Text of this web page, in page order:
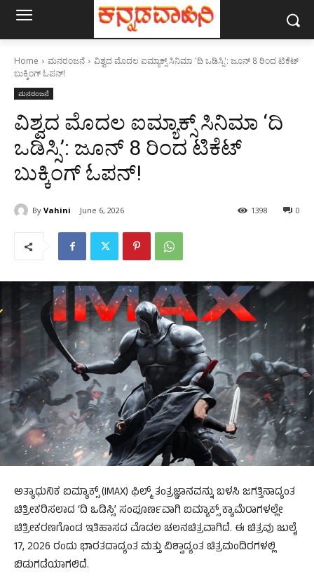
Home ಮನರಂಜನೆ
ವಿಶ್ವದ ಮೊದಲ ಐಮ್ಯಾಕ್ಸ್ ಸಿನಿಮಾ 'ದಿ ಒಡಿಸ್ಸಿ': ಜೂನ್ 8 ರಿಂದ ಟಿಕೆಟ್
ಬುಕ್ಕಿಂಗ್ ಓಪನ್!
ಮನರಂಜನೆ
ವಿಶ್ವದ ಮೊದಲ ಐಮ್ಯಾಕ್ಸ್ ಸಿನಿಮಾ ‘ದಿ
ಒಡಿಸ್ಸಿ’: ಜೂನ್ 8 ರಿಂದ ಟಿಕೆಟ್
ಬುಕ್ಕಿಂಗ್ ಓಪನ್!
By Vahini June 6, 2026 0
1398
ಅತ್ಯಾಧುನಿಕ ಐಮ್ಯಾಕ್ಸ್ (IMAX) ಫಿಲ್ಮ್ ತಂತ್ರಜ್ಞಾನವನ್ನು ಬಳಸಿ ಜಗತ್ತಿನಾದ್ಯಂತ
ಚಿತ್ರೀಕರಿಸಲಾದ ‘ದಿ ಒಡಿಸ್ಸಿ’ ಸಂಪೂರ್ಣವಾಗಿ ಐಮ್ಯಾಕ್ಸ್ ಕ್ಯಾಮೆರಾಗಳಲ್ಲೇ
ಚಿತ್ರೀಕರಣಗೊಂಡ ಇತಿಹಾಸದ ಮೊದಲ ಚಲನಚಿತ್ರವಾಗಿದೆ. ಈ ಚಿತ್ರವು ಜುಲೈ
17, 2026 ರಂದು ಭಾರತದಾದ್ಯಂತ ಮತ್ತು ವಿಶ್ವಾದ್ಯಂತ ಚಿತ್ರಮಂದಿರಗಳಲ್ಲಿ
ಬಿಡುಗಡೆಯಾಗಲಿದೆ.